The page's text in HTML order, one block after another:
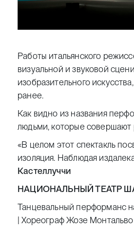
Работы итальянского
визуальной и звуковой
изобразительного
ранее.
Как видно из названия
людьми, которые совершают
«В целом этот спектакль
изоляция. Наблюдая
Кастеллуччи
НАЦИОНАЛЬНЫЙ ТЕАТР
Танцевальный перформанс
| Хореограф Жозе Монтальво